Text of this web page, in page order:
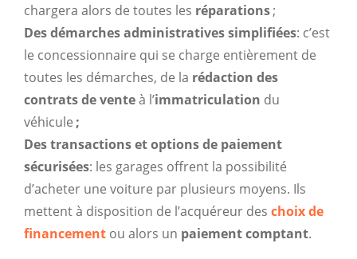
chargera alors de toutes les réparations;
Des démarches administratives simplifiées: c’est
le concessionnaire qui se charge entièrement de
toutes les démarches, de la rédaction des
contrats de venteà l’immatriculation du
véhicule ;
Des transactions et options de paiement
sécurisées: les garages offrent la possibilité
d’acheter une voiture par plusieurs moyens. Ils
mettent à disposition de l’acquéreur des choix de
financement ou alors un paiement comptant.